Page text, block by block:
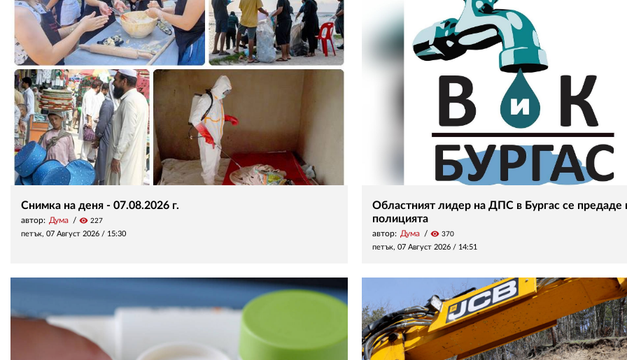
Снимка на деня - 07.08.2026 г.
автор: Дума visibility 227
петък, 07 Август 2026 / 15:30
Областният лидер на ДПС в Бургас се предаде
полицията
автор: Дума visibility 370
петък, 07 Август 2026 / 14:51